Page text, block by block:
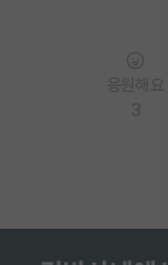
장학금/장학